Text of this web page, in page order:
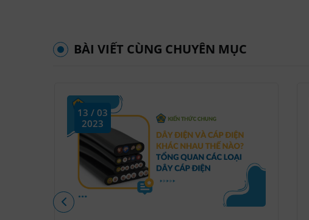
BÀI VIẾT CÙNG CHUYÊN MỤC
13 / 03
2023